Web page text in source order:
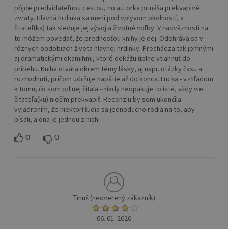
pôjde predvídateľnou cestou, no autorka prináša prekvapivé
zvraty. Hlavná hrdinka sa mení pod vplyvom okolností, a
čitateľ(ka) tak sleduje jej vývoj a životné voľby. V nadväznosti na
to môžem povedať, že prednosťou knihy je dej. Odohráva sa v
rôznych obdobiach života hlavnej hrdinky. Prechádza tak jemnými
aj dramatickými okamihmi, ktoré dokážu úplne vtiahnuť do
príbehu. Kniha otvára okrem témy lásky, aj napr. otázky času a
rozhodnutí, pričom udržuje napätie až do konca. Lucka - vzhľadom
k tomu, čo som od nej čítala - nikdy neopakuje to isté, vždy vie
čitateľa(ku) niečím prekvapiť. Recenziu by som ukončila
vyjadrením, že niektorí ľudia sa jednoducho rodia na to, aby
písali, a ona je jednou z nich.
0 0
Tinuš (neoverený zákazník)
06. 01. 2026